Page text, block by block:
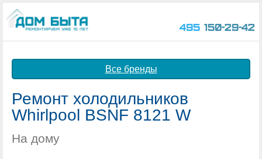
495 150-29-42
Все бренды
Ремонт холодильников
Whirlpool BSNF 8121 W
На дому